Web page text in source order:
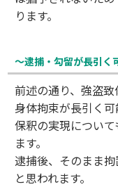
ります。
～逮捕・勾留が長引く
前述の通り、強盗致
身体拘束が長引く可
保釈の実現につい
ます。
逮捕後、そのまま
と思われます。